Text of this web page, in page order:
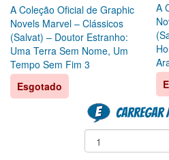
A Coleção Oficial de Graphic
Novels Marvel – Clássicos
(Salvat) – Doutor Estranho:
Uma Terra Sem Nome, Um
Tempo Sem Fim 3
Esgotado
A
Carregar